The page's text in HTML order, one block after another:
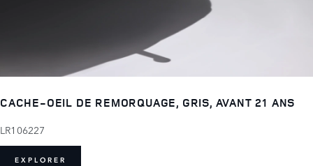
CACHE-OEIL DE REMORQUAGE, GRIS, AVANT 21 ANS
LR106227
EXPLORER